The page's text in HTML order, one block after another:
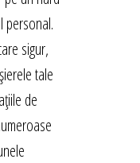
personal.
sigur,
tale
de